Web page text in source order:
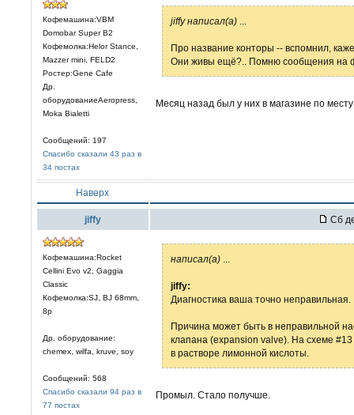
Кофемашина:VBM
Domobar Super B2
Кофемолка:Helor Stance,
Mazzer mini, FELD2
Ростер:Gene Cafe
Др.
оборудованиеAeropress,
Moka Bialetti
Сообщений: 197
Спасибо сказали 43 раз в
34 постах
jiffy написал(а)
Про название конторы -- вспомнил,
Они живы ещё?.. Помню сообщения на
Месяц назад был у них в магазине по
Наверх
jiffy Сб
Кофемашина:Rocket
Cellini Evo v2, Gaggia
Classic
Кофемолка:SJ, BJ 68mm,
8р
Др. оборудование:
chemex, wilfa, kruve, soy
Сообщений: 568
Спасибо сказали 94 раз в
77 постах
написал(а)
jiffy:
Диагностика ваша точно неправильная.
Причина может быть в неправильной
клапана (expansion valve). На схеме
в растворе лимонной кислоты.
Промыл. Стало получше.